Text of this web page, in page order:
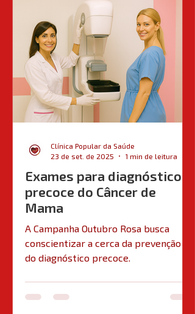
Exames para diagnóstico
precoce do Câncer de
Mama
A Campanha Outubro Rosa busca
conscientizar a cerca da prevenção e
do diagnóstico precoce.
Clínica Popular da Saúde
23 de set. de 2025
1 min de leitura